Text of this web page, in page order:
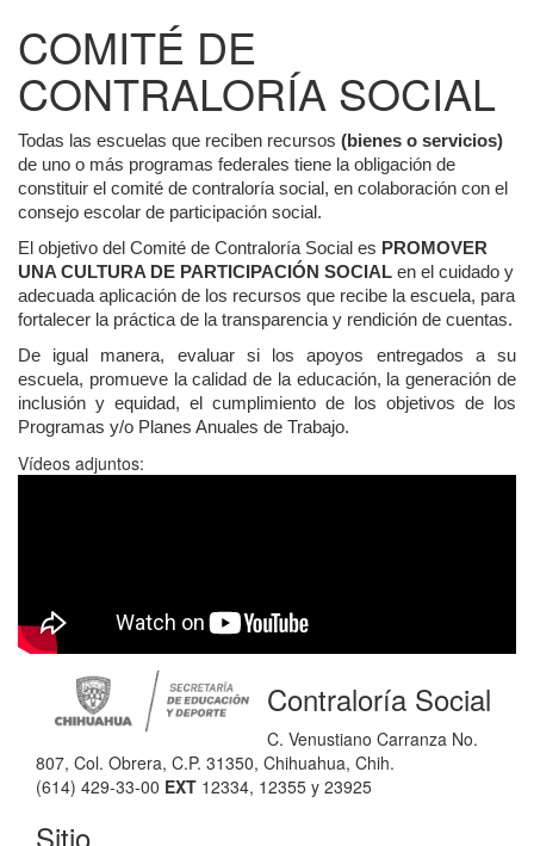
COMITÉ DE
CONTRALORÍA SOCIAL
Todas las escuelas que reciben recursos (bienes o servicios)
de uno o más programas federales tiene la obligación de
constituir el comité de contraloría social, en colaboración con el
consejo escolar de participación social.
El objetivo del Comité de Contraloría Social es PROMOVER
UNA CULTURA DE PARTICIPACIÓN SOCIAL en el cuidado y
adecuada aplicación de los recursos que recibe la escuela, para
fortalecer la práctica de la transparencia y rendición de cuentas.
De igual manera, evaluar si los apoyos entregados a su
escuela, promueve la calidad de la educación, la generación de
inclusión y equidad, el cumplimiento de los objetivos de los
Programas y/o Planes Anuales de Trabajo.
Vídeos adjuntos:
Contraloría Social
C. Venustiano Carranza No.
807, Col. Obrera, C.P. 31350, Chihuahua, Chih.
(614) 429-33-00 EXT 12334, 12355 y 23925
Sitio